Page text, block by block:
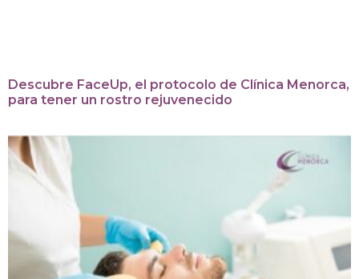
Descubre FaceUp, el protocolo de Clínica Menorca,
para tener un rostro rejuvenecido